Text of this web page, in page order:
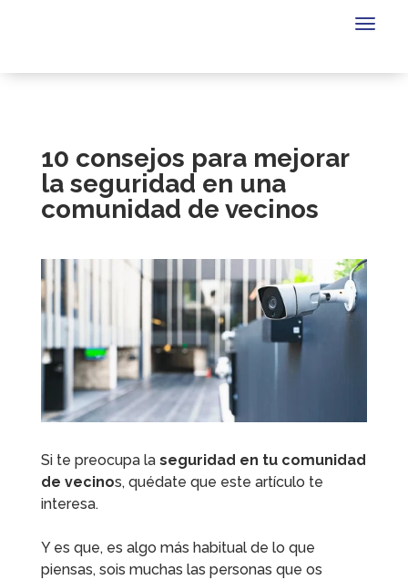
10 consejos para mejorar
la seguridad en una
comunidad de vecinos
Si te preocupa la seguridad en tu comunidad
de vecinos, quédate que este artículo te
interesa.
Y es que, es algo más habitual de lo que
piensas, sois muchas las personas que os